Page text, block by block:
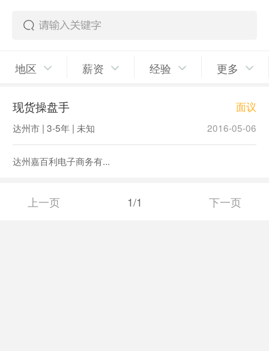
地区 薪资 经验 更多
现货操盘手 面议
达州市 | 3-5年 | 未知 2016-05-06
达州嘉百利电子商务有...
上一页 1/1 下一页